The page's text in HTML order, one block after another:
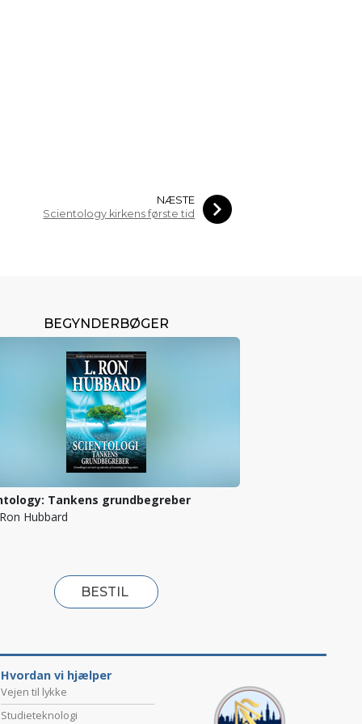
NÆSTE
Scientology kirkens første tid
BEGYNDERBØGER
Tankens grundbegreber
Hubbard
BESTIL
Hvordan vi hjælper
Vejen til lykke
Studieteknologi